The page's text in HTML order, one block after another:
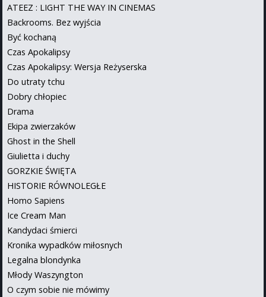
ATEEZ : LIGHT THE WAY IN CINEMAS
Backrooms. Bez wyjścia
Być kochaną
Czas Apokalipsy
Czas Apokalipsy: Wersja Reżyserska
Do utraty tchu
Dobry chłopiec
Drama
Ekipa zwierzaków
Ghost in the Shell
Giulietta i duchy
GORZKIE ŚWIĘTA
HISTORIE RÓWNOLEGŁE
Homo Sapiens
Ice Cream Man
Kandydaci śmierci
Kronika wypadków miłosnych
Legalna blondynka
Młody Waszyngton
O czym sobie nie mówimy